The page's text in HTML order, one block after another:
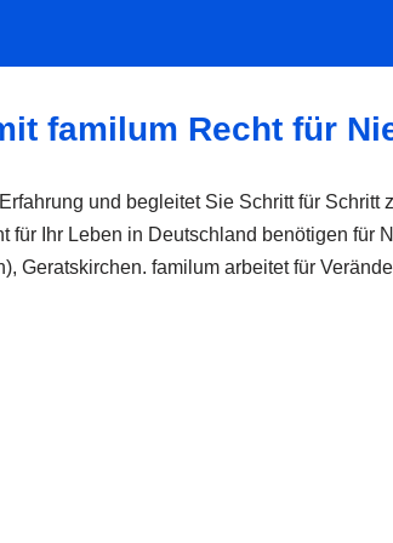
familum Recht für
und begleitet Sie Schritt für
für Ihr Leben in Deutschland benötigen
Geratskirchen. familum arbeitet für